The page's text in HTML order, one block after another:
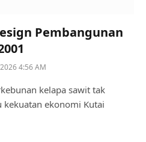
Pembangunan
4:56 AM
kelapa sawit tak
ekonomi Kutai